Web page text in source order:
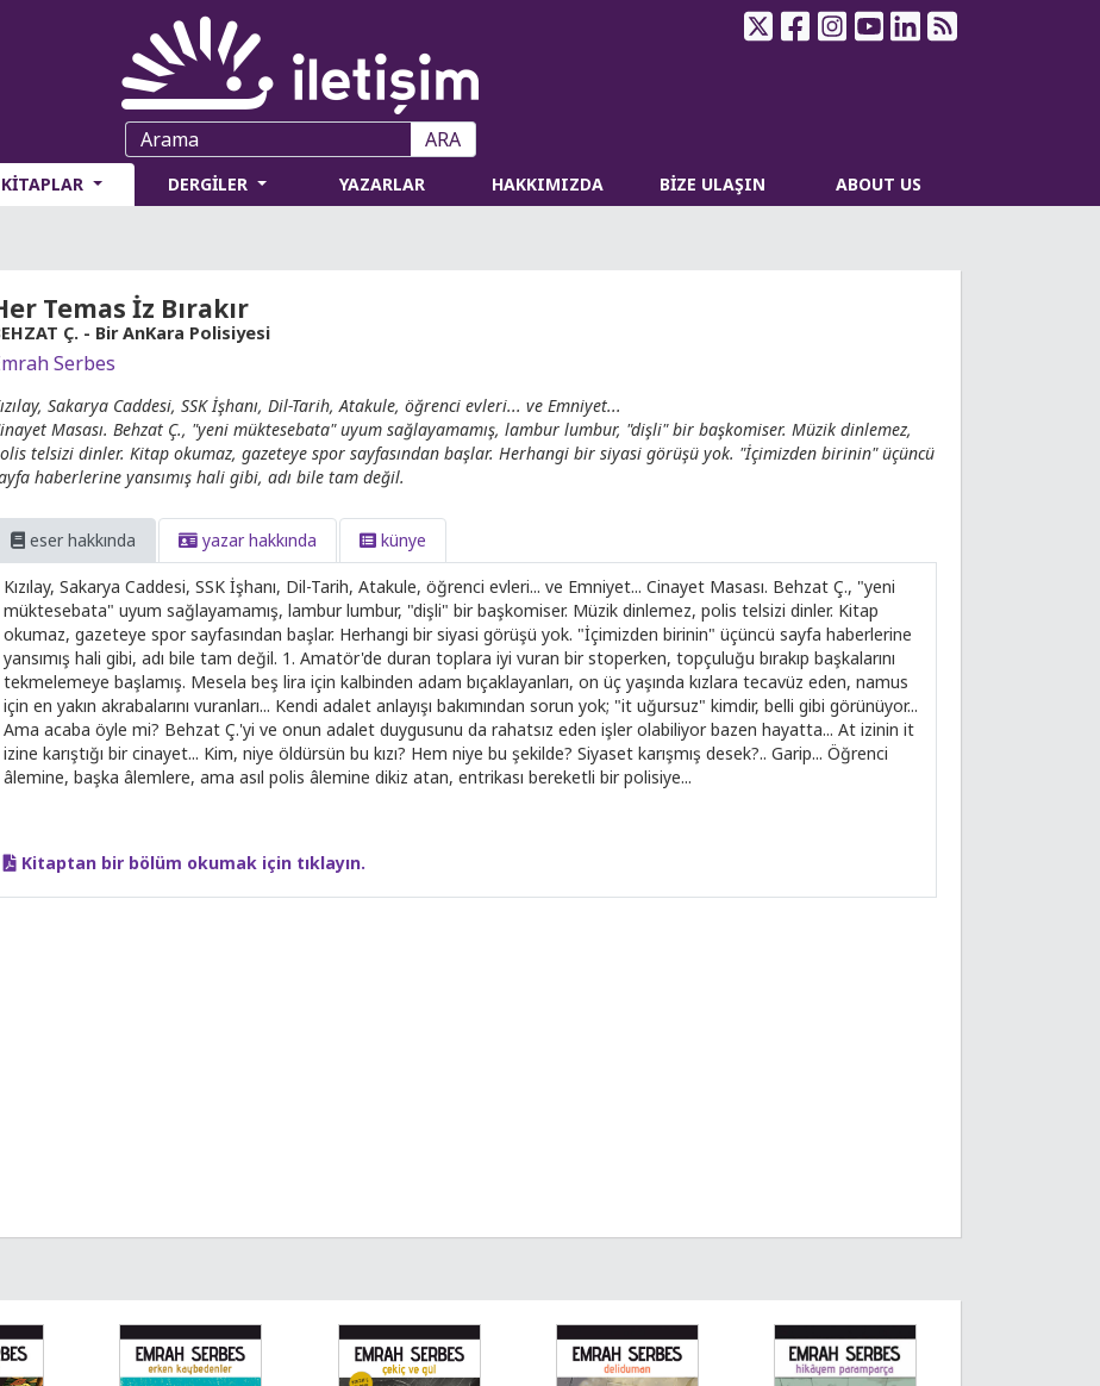
ARA
KİTAPLAR DERGİLER YAZARLAR HAKKIMIZDA BİZE ULAŞIN ABOUT US
Temas İz Bırakır
Ç. - Bir AnKara Polisiyesi
Serbes
Sakarya Caddesi, SSK İşhanı, Dil-Tarih, Atakule, öğrenci evleri... ve Emniyet...
Masası. Behzat Ç., "yeni müktesebata" uyum sağlayamamış, lambur lumbur, "dişli" bir başkomiser. Müzik dinlemez,
telsizi dinler. Kitap okumaz, gazeteye spor sayfasından başlar. Herhangi bir siyasi görüşü yok. "İçimizden birinin" üçüncü
haberlerine yansımış hali gibi, adı bile tam değil.
eser hakkında yazar hakkında künye
Kızılay, Sakarya Caddesi, SSK İşhanı, Dil-Tarih, Atakule, öğrenci evleri... ve Emniyet... Cinayet Masası. Behzat Ç., "yeni
müktesebata" uyum sağlayamamış, lambur lumbur, "dişli" bir başkomiser. Müzik dinlemez, polis telsizi dinler. Kitap
okumaz, gazeteye spor sayfasından başlar. Herhangi bir siyasi görüşü yok. "İçimizden birinin" üçüncü sayfa haberlerine
yansımış hali gibi, adı bile tam değil. 1. Amatör'de duran toplara iyi vuran bir stoperken, topçuluğu bırakıp başkalarını
tekmelemeye başlamış. Mesela beş lira için kalbinden adam bıçaklayanları, on üç yaşında kızlara tecavüz eden, namus
için en yakın akrabalarını vuranları... Kendi adalet anlayışı bakımından sorun yok; "it uğursuz" kimdir, belli gibi görünüyor...
Ama acaba öyle mi? Behzat Ç.'yi ve onun adalet duygusunu da rahatsız eden işler olabiliyor bazen hayatta... At izinin it
izine karıştığı bir cinayet... Kim, niye öldürsün bu kızı? Hem niye bu şekilde? Siyaset karışmış desek?.. Garip... Öğrenci
âlemine, başka âlemlere, ama asıl polis âlemine dikiz atan, entrikası bereketli bir polisiye...
Kitaptan bir bölüm okumak için tıklayın.